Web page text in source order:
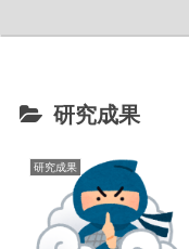
研究成果
研究成果